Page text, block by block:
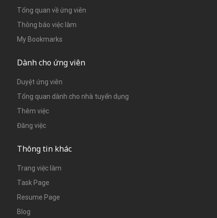
Tổng quan về ứng viên
Thông báo việc làm
My Bookmarks
Dành cho ứng viên
Duyệt ứng viên
Tổng quan dành cho nhà tuyển dụng
Thêm việc
Đăng việc
Thông tin khác
Trang việc làm
Task Page
Resume Page
Blog